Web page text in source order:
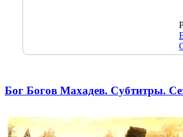
Бог Богов Махадев. Субтитры.